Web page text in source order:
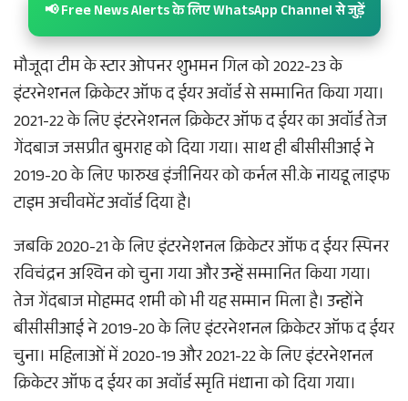
📢 Free News Alerts के लिए WhatsApp Channel से जुड़ें
मौजूदा टीम के स्टार ओपनर शुभमन गिल को 2022-23 के
इंटरनेशनल क्रिकेटर ऑफ द ईयर अवॉर्ड से सम्मानित किया गया।
2021-22 के लिए इंटरनेशनल क्रिकेटर ऑफ द ईयर का अवॉर्ड तेज
गेंदबाज जसप्रीत बुमराह को दिया गया। साथ ही बीसीसीआई ने
2019-20 के लिए फारुख इंजीनियर को कर्नल सी.के नायडू लाइफ
टाइम अचीवमेंट अवॉर्ड दिया है।
जबकि 2020-21 के लिए इंटरनेशनल क्रिकेटर ऑफ द ईयर स्पिनर
रविचंद्रन अश्विन को चुना गया और उन्हें सम्मानित किया गया।
तेज गेंदबाज मोहम्मद शमी को भी यह सम्मान मिला है। उन्होंने
बीसीसीआई ने 2019-20 के लिए इंटरनेशनल क्रिकेटर ऑफ द ईयर
चुना। महिलाओं में 2020-19 और 2021-22 के लिए इंटरनेशनल
क्रिकेटर ऑफ द ईयर का अवॉर्ड स्मृति मंधाना को दिया गया।